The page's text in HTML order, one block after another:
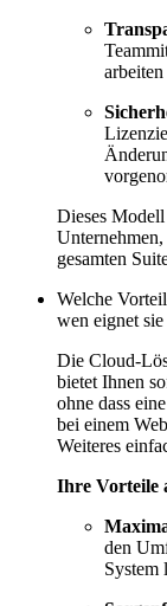
Dieses
gesamten
Welche
wen eignet sie
Die Cloud-
bietet Ihnen
ohne dass
bei einem
Weiteres
Ihre Vorteile
den
System